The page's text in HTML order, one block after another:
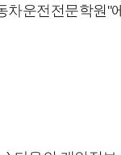
운전전문학원